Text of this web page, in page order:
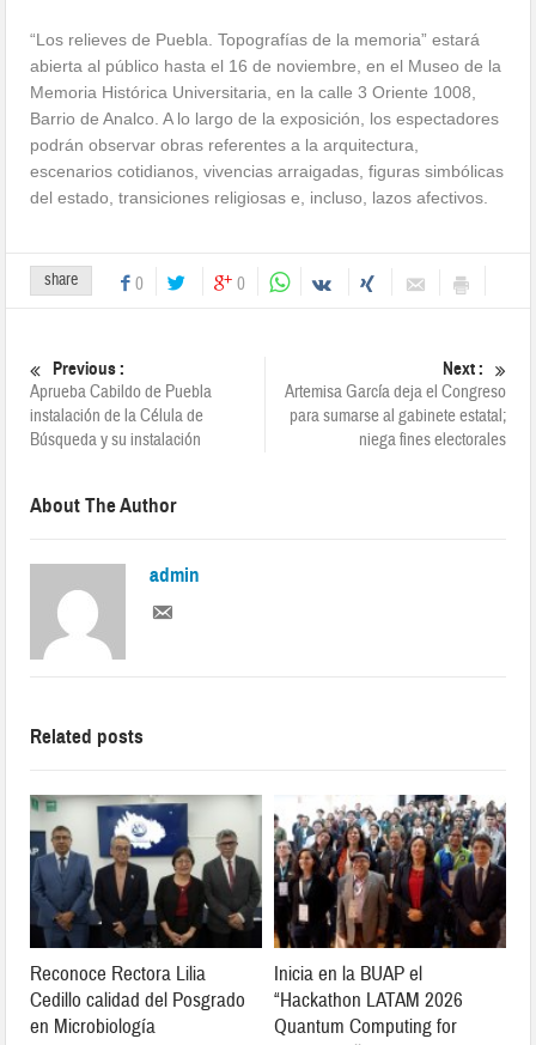
“Los relieves de Puebla. Topografías de la memoria” estará
abierta al público hasta el 16 de noviembre, en el Museo de la
Memoria Histórica Universitaria, en la calle 3 Oriente 1008,
Barrio de Analco. A lo largo de la exposición, los espectadores
podrán observar obras referentes a la arquitectura,
escenarios cotidianos, vivencias arraigadas, figuras simbólicas
del estado, transiciones religiosas e, incluso, lazos afectivos.
share 0 0
Previous :
Aprueba Cabildo de Puebla
instalación de la Célula de
Búsqueda y su instalación
Next :
Artemisa García deja el Congreso
para sumarse al gabinete estatal;
niega fines electorales
About The Author
admin
Related posts
Reconoce Rectora Lilia
Cedillo calidad del Posgrado
en Microbiología
Inicia en la BUAP el
“Hackathon LATAM 2026
Quantum Computing for